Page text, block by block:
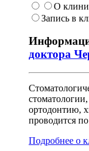
О
Запись в
доктора
ортодонтию,
проводится
Подробнее о